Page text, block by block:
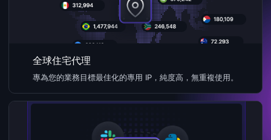
全球住宅代理
專為您的業務目標最佳化的專用 IP，純度高，無重複使用。